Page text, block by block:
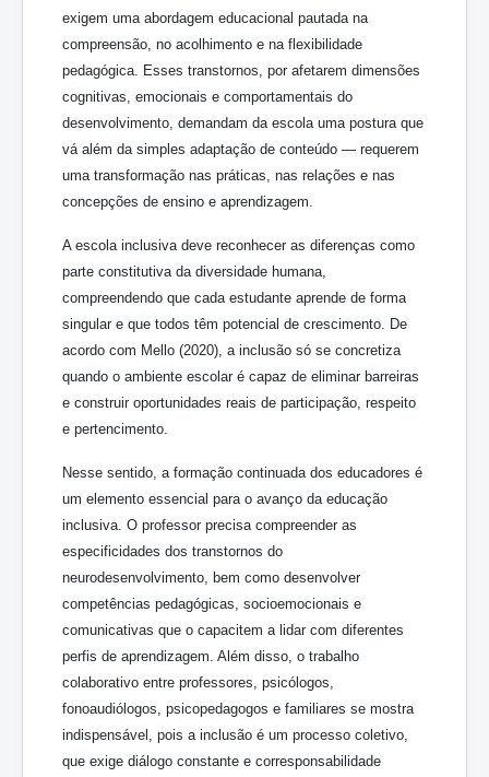
exigem uma abordagem educacional pautada na
compreensão, no acolhimento e na flexibilidade
pedagógica. Esses transtornos, por afetarem dimensões
cognitivas, emocionais e comportamentais do
desenvolvimento, demandam da escola uma postura que
vá além da simples adaptação de conteúdo — requerem
uma transformação nas práticas, nas relações e nas
concepções de ensino e aprendizagem.
A escola inclusiva deve reconhecer as diferenças como
parte constitutiva da diversidade humana,
compreendendo que cada estudante aprende de forma
singular e que todos têm potencial de crescimento. De
acordo com Mello (2020), a inclusão só se concretiza
quando o ambiente escolar é capaz de eliminar barreiras
e construir oportunidades reais de participação, respeito
e pertencimento.
Nesse sentido, a formação continuada dos educadores é
um elemento essencial para o avanço da educação
inclusiva. O professor precisa compreender as
especificidades dos transtornos do
neurodesenvolvimento, bem como desenvolver
competências pedagógicas, socioemocionais e
comunicativas que o capacitem a lidar com diferentes
perfis de aprendizagem. Além disso, o trabalho
colaborativo entre professores, psicólogos,
fonoaudiólogos, psicopedagogos e familiares se mostra
indispensável, pois a inclusão é um processo coletivo,
que exige diálogo constante e corresponsabilidade